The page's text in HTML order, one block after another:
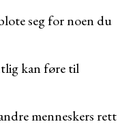
seg for noen du
kan føre til
menneskers rett